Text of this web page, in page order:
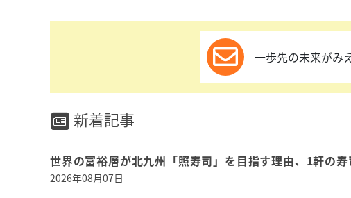
一歩先の未来がみ
新着記事
世界の富裕層が北九州「照寿司」を目指す理由、1軒の
2026年08月07日